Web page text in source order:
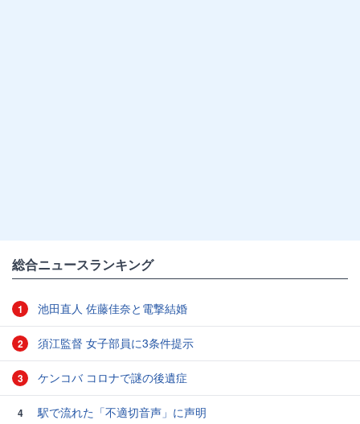
総合ニュースランキング
1 池田直人 佐藤佳奈と電撃結婚
2 須江監督 女子部員に3条件提示
3 ケンコバ コロナで謎の後遺症
4 駅で流れた「不適切音声」に声明